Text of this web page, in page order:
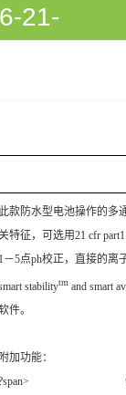
21-
此款防水型电池操作的多
特征，可选用21 cfr
1－5点ph校正，直接的离
stabilitytmand smart
件。
附加功能：
便携式